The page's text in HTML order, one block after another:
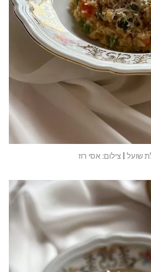
שועל | צילום: אסי רוז